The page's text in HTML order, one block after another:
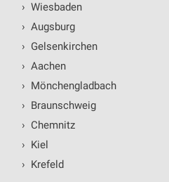
› Wiesbaden
› Augsburg
› Gelsenkirchen
› Aachen
› Mönchengladbach
› Braunschweig
› Chemnitz
› Kiel
› Krefeld